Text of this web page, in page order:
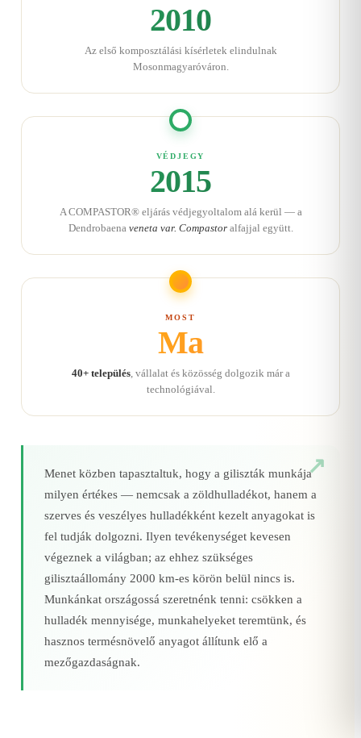
2010
Az első komposztálási kísérletek elindulnak
Mosonmagyaróváron.
VÉDJEGY
2015
A COMPASTOR® eljárás védjegyoltalom alá kerül — a
Dendrobaena veneta var. Compastoralfajjal együtt.
MOST
Ma
40+ település, vállalat és közösség dolgozik már a
technológiával.
Menet közben tapasztaltuk, hogy a giliszták munkája
milyen értékes — nemcsak a zöldhulladékot, hanem a
szerves és veszélyes hulladékként kezelt anyagokat is
fel tudják dolgozni. Ilyen tevékenységet kevesen
végeznek a világban; az ehhez szükséges
gilisztaállomány 2000 km‑es körön belül nincs is.
Munkánkat országossá szeretnénk tenni: csökken a
hulladék mennyisége, munkahelyeket teremtünk, és
hasznos termésnövelő anyagot állítunk elő a
mezőgazdaságnak.